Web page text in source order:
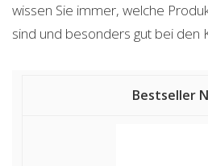
wissen Sie immer, welche
sind und besonders gut bei den